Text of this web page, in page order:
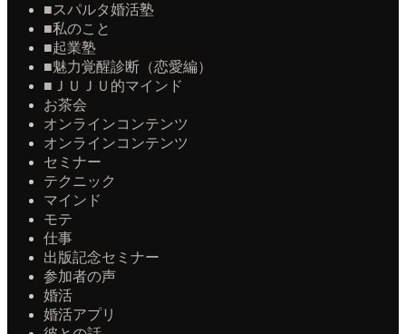
■スパルタ婚活塾
■私のこと
■起業塾
■魅力覚醒診断（恋愛編）
■ＪＵＪＵ的マインド
お茶会
オンラインコンテンツ
オンラインコンテンツ
セミナー
テクニック
マインド
モテ
仕事
出版記念セミナー
参加者の声
婚活
婚活アプリ